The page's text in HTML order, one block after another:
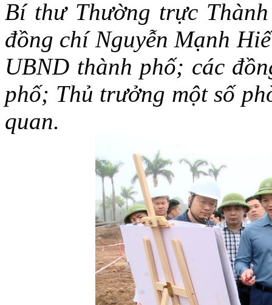
Bí thư Thường trực
đồng chí Nguyễn Mạnh
UBND thành phố; các
phố; Thủ trưởng một số
quan.